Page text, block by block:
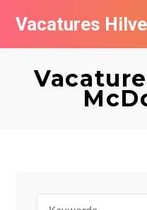
Vacatures
Vacatures per bedrijf in
De populairste